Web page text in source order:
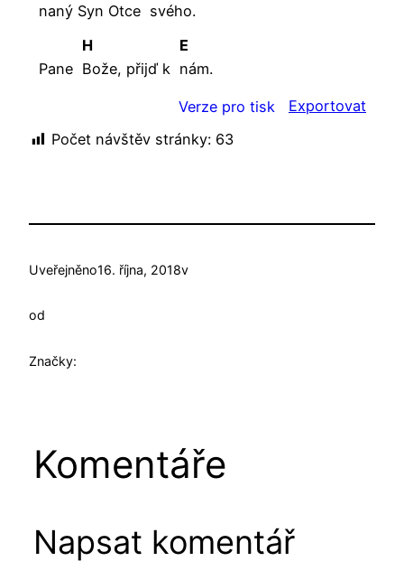
naný Syn Otce svého.
Pane
H
Bože, přijď k
E
nám.
Verze pro tisk
Exportovat
Počet návštěv stránky: 63
Uveřejněno16. října, 2018v
od
Značky:
Komentáře
Napsat komentář